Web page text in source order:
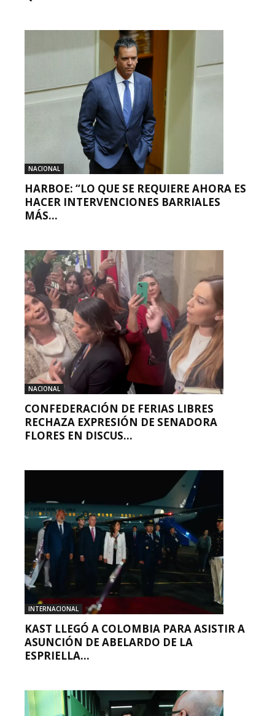
NACIONAL
HARBOE: “LO QUE SE REQUIERE AHORA ES
HACER INTERVENCIONES BARRIALES
MÁS...
NACIONAL
CONFEDERACIÓN DE FERIAS LIBRES
RECHAZA EXPRESIÓN DE SENADORA
FLORES EN DISCUS...
INTERNACIONAL
KAST LLEGÓ A COLOMBIA PARA ASISTIR A
ASUNCIÓN DE ABELARDO DE LA
ESPRIELLA...